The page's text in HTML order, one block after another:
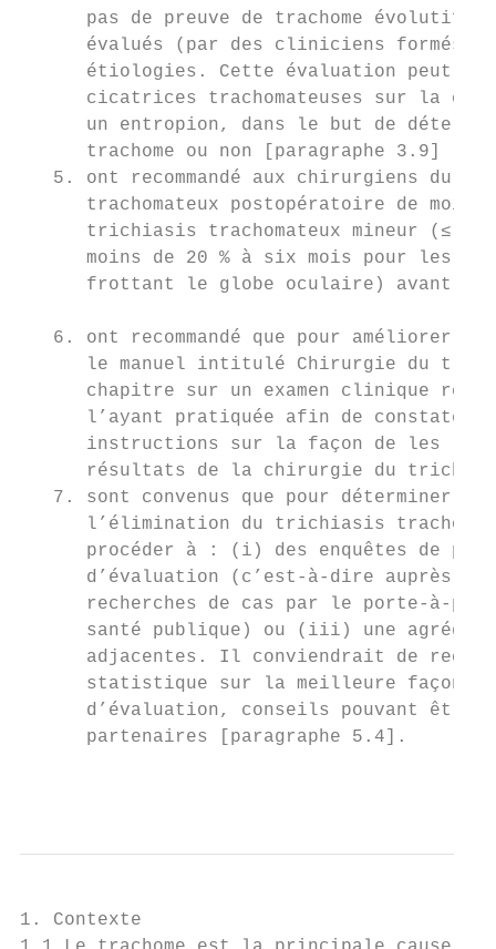
pas de preuve de trachome évolutif
évalués (par des cliniciens formés
étiologies. Cette évaluation peut
cicatrices trachomateuses sur la
un entropion, dans le but de
      trachome ou non [paragraphe 3.9] ;
5. ont recommandé aux chirurgiens du
trachomateux postopératoire de
trichiasis trachomateux mineur (≤ 5
moins de 20 % à six mois pour les
frottant le globe oculaire) avant
6. ont recommandé que pour améliorer
le manuel intitulé Chirurgie du
chapitre sur un examen clinique
l’ayant pratiquée afin de constater
instructions sur la façon de les
résultats de la chirurgie du
7. sont convenus que pour déterminer
l’élimination du trichiasis
procéder à : (i) des enquêtes de
d’évaluation (c’est-à-dire auprès
recherches de cas par le porte-à-
santé publique) ou (iii) une
adjacentes. Il conviendrait de
statistique sur la meilleure façon
d’évaluation, conseils pouvant être
      partenaires [paragraphe 5.4].
1. Contexte